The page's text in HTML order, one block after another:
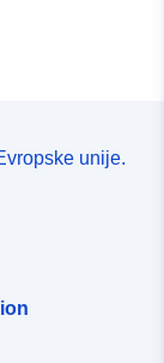
88u/dataset/
unije.